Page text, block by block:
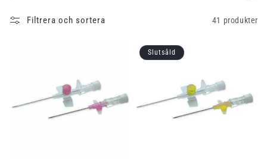
Filtrera och sortera 41 produkter
Slutsåld